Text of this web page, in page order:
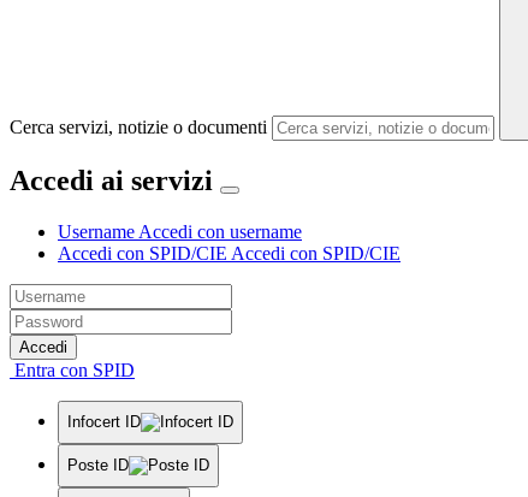
Cerca servizi, notizie o documenti
Accedi ai servizi
Username Accedi con username
Accedi con SPID/CIE Accedi con SPID/CIE
Accedi
Entra con SPID
Infocert ID
Poste ID